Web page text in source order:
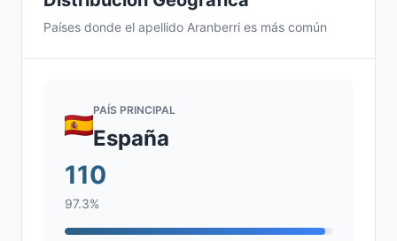
Países donde el apellido Aranberri es más común
PAÍS PRINCIPAL
España
110
97.3%